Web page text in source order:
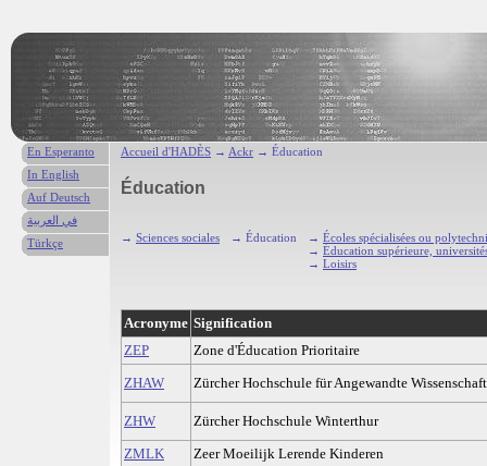
Accueil d'HADÈS → Ackr → Éducation
Éducation
→ Sciences sociales → Éducation → Écoles spécialisées ou
→ Éducation supérieure,
→ Loisirs
Acronyme Signification
ZEP
Zone d'Éducation Prioritaire
ZHAW
Zürcher Hochschule für Angewandte
ZHW
Zürcher Hochschule Winterthur
ZMLK
Zeer Moeilijk Lerende Kinderen
En Esperanto
In English
Auf Deutsch
في العربية
Türkçe